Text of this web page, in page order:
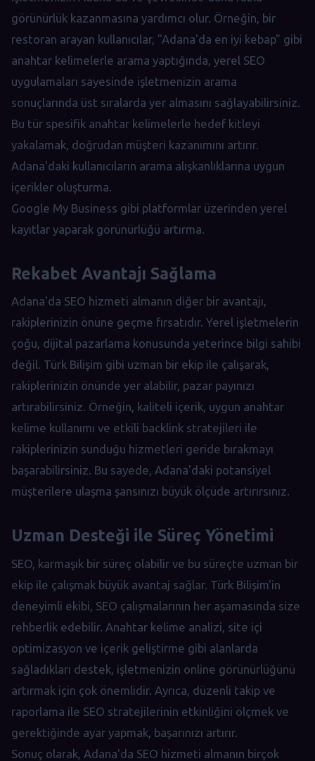
görünürlük kazanmasına yardımcı olur. Örneğin, bir
restoran arayan kullanıcılar, "Adana'da en iyi kebap" gibi
anahtar kelimelerle arama yaptığında, yerel SEO
uygulamaları sayesinde işletmenizin arama
sonuçlarında üst sıralarda yer almasını sağlayabilirsiniz.
Bu tür spesifik anahtar kelimelerle hedef kitleyi
yakalamak, doğrudan müşteri kazanımını artırır.
Adana'daki kullanıcıların arama alışkanlıklarına uygun
içerikler oluşturma.
Google My Business gibi platformlar üzerinden yerel
kayıtlar yaparak görünürlüğü artırma.
Rekabet Avantajı Sağlama
Adana'da SEO hizmeti almanın diğer bir avantajı,
rakiplerinizin önüne geçme fırsatıdır. Yerel işletmelerin
çoğu, dijital pazarlama konusunda yeterince bilgi sahibi
değil. Türk Bilişim gibi uzman bir ekip ile çalışarak,
rakiplerinizin önünde yer alabilir, pazar payınızı
artırabilirsiniz. Örneğin, kaliteli içerik, uygun anahtar
kelime kullanımı ve etkili backlink stratejileri ile
rakiplerinizin sunduğu hizmetleri geride bırakmayı
başarabilirsiniz. Bu sayede, Adana'daki potansiyel
müşterilere ulaşma şansınızı büyük ölçüde artırırsınız.
Uzman Desteği ile Süreç Yönetimi
SEO, karmaşık bir süreç olabilir ve bu süreçte uzman bir
ekip ile çalışmak büyük avantaj sağlar. Türk Bilişim'in
deneyimli ekibi, SEO çalışmalarının her aşamasında size
rehberlik edebilir. Anahtar kelime analizi, site içi
optimizasyon ve içerik geliştirme gibi alanlarda
sağladıkları destek, işletmenizin online görünürlüğünü
artırmak için çok önemlidir. Ayrıca, düzenli takip ve
raporlama ile SEO stratejilerinin etkinliğini ölçmek ve
gerektiğinde ayar yapmak, başarınızı artırır.
Sonuç olarak, Adana'da SEO hizmeti almanın birçok